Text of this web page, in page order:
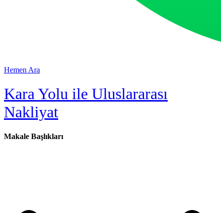
Hemen Ara
Kara Yolu ile Uluslararası
Nakliyat
Makale Başlıkları